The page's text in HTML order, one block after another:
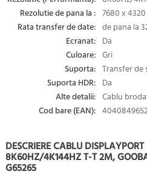
Rezolutie de pana la : 7680 x
Rata transfer de date: de pana la
Ecranat: Da
Culoare: Gri
Suporta: Transfer de
Suporta HDR: Da
Alte detalii: Cablu
Cod bare (EAN):
DESCRIERE CABLU DISPLAYPORT
8K60HZ/4K144HZ T-T 2M,
G65265